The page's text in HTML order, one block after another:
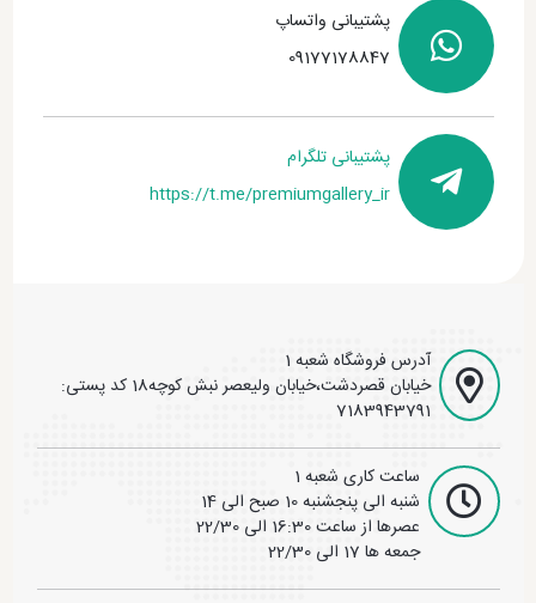
پشتیبانی واتساپ
09177178847
پشتیبانی تلگرام
https://t.me/premiumgallery_ir
آدرس فروشگاه شعبه 1
خیابان قصردشت،خیابان ولیعصر نبش کوچه18 کد پستی:
7183943791
ساعت کاری شعبه 1
شنبه الی پنجشنبه 10 صبح الی 14
عصرها از ساعت 16:30 الی 22/30
جمعه ها 17 الی 22/30